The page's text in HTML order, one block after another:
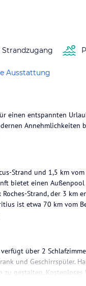
Ausstattung
einen entspannten
Annehmlichkeiten
Strand und 1,5 km
bietet einen
Strand, der 3 km
ist etwa 70 km vom
über 2
und Geschirrspüler.
gestalten. Kostenloses